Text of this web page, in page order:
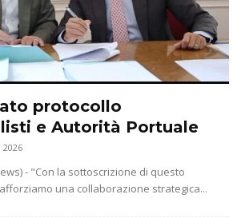
protocollo
e Autorità Portuale
2026
- "Con la sottoscrizione di questo
una collaborazione strategica...